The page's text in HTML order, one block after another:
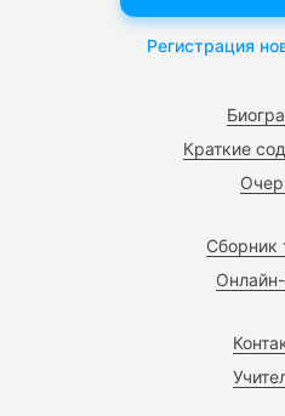
Краткие
Сборник
Онлайн-
Регистрация